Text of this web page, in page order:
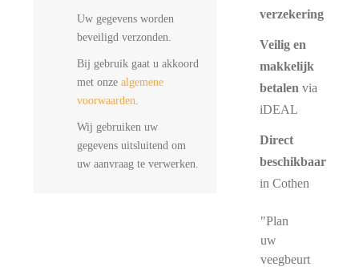
Uw gegevens worden
beveiligd verzonden.
Bij gebruik gaat u akkoord
met onze algemene
voorwaarden.
Wij gebruiken uw
gegevens uitsluitend om
uw aanvraag te verwerken.
verzekering
Veilig en
makkelijk
betalen via
iDEAL
Direct
beschikbaar
in Cothen
"Plan
uw
veegbeurt